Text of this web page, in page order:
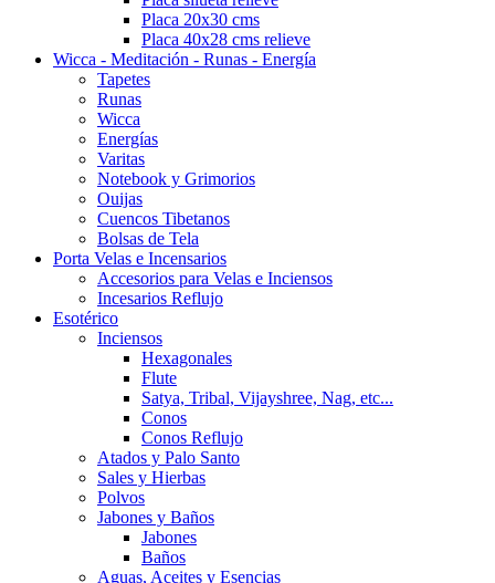
Placa 20x30 cms
Placa 40x28 cms relieve
Wicca - Meditación - Runas - Energía
Tapetes
Runas
Wicca
Energías
Varitas
Notebook y Grimorios
Ouijas
Cuencos Tibetanos
Bolsas de Tela
Porta Velas e Incensarios
Accesorios para Velas e Inciensos
Incesarios Reflujo
Esotérico
Inciensos
Hexagonales
Flute
Satya, Tribal, Vijayshree, Nag, etc...
Conos
Conos Reflujo
Atados y Palo Santo
Sales y Hierbas
Polvos
Jabones y Baños
Jabones
Baños
Aguas, Aceites y Esencias